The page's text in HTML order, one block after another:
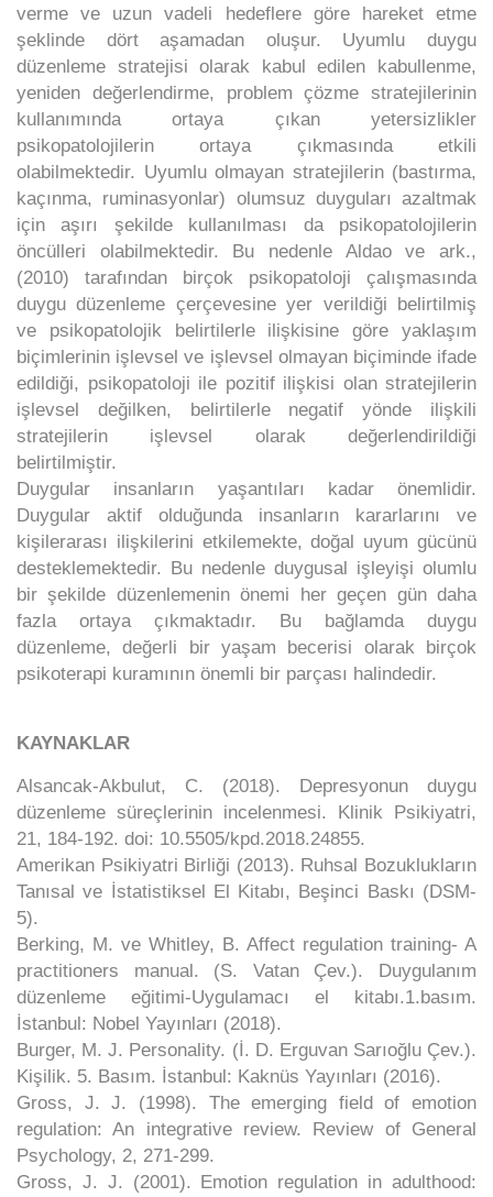
verme ve uzun vadeli hedeflere göre hareket etme
şeklinde dört aşamadan oluşur. Uyumlu duygu
düzenleme stratejisi olarak kabul edilen kabullenme,
yeniden değerlendirme, problem çözme stratejilerinin
kullanımında ortaya çıkan yetersizlikler
psikopatolojilerin ortaya çıkmasında etkili
olabilmektedir. Uyumlu olmayan stratejilerin (bastırma,
kaçınma, ruminasyonlar) olumsuz duyguları azaltmak
için aşırı şekilde kullanılması da psikopatolojilerin
öncülleri olabilmektedir. Bu nedenle Aldao ve ark.,
(2010) tarafından birçok psikopatoloji çalışmasında
duygu düzenleme çerçevesine yer verildiği belirtilmiş
ve psikopatolojik belirtilerle ilişkisine göre yaklaşım
biçimlerinin işlevsel ve işlevsel olmayan biçiminde ifade
edildiği, psikopatoloji ile pozitif ilişkisi olan stratejilerin
işlevsel değilken, belirtilerle negatif yönde ilişkili
stratejilerin işlevsel olarak değerlendirildiği
belirtilmiştir.
Duygular insanların yaşantıları kadar önemlidir.
Duygular aktif olduğunda insanların kararlarını ve
kişilerarası ilişkilerini etkilemekte, doğal uyum gücünü
desteklemektedir. Bu nedenle duygusal işleyişi olumlu
bir şekilde düzenlemenin önemi her geçen gün daha
fazla ortaya çıkmaktadır. Bu bağlamda duygu
düzenleme, değerli bir yaşam becerisi olarak birçok
psikoterapi kuramının önemli bir parçası halindedir.
KAYNAKLAR
Alsancak-Akbulut, C. (2018). Depresyonun duygu
düzenleme süreçlerinin incelenmesi. Klinik Psikiyatri,
21, 184-192. doi: 10.5505/kpd.2018.24855.
Amerikan Psikiyatri Birliği (2013). Ruhsal Bozuklukların
Tanısal ve İstatistiksel El Kitabı, Beşinci Baskı (DSM-
5).
Berking, M. ve Whitley, B. Affect regulation training- A
practitioners manual. (S. Vatan Çev.). Duygulanım
düzenleme eğitimi-Uygulamacı el kitabı.1.basım.
İstanbul: Nobel Yayınları (2018).
Burger, M. J. Personality. (İ. D. Erguvan Sarıoğlu Çev.).
Kişilik. 5. Basım. İstanbul: Kaknüs Yayınları (2016).
Gross, J. J. (1998). The emerging field of emotion
regulation: An integrative review. Review of General
Psychology, 2, 271-299.
Gross, J. J. (2001). Emotion regulation in adulthood: